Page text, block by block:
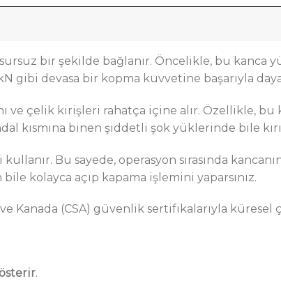
bir şekilde bağlanır. Öncelikle, bu
gibi devasa bir kopma kuvvetine başarıyla
ve çelik kirişleri rahatça içine alır. Özellikle,
kısmına binen şiddetli şok yüklerinde bile
Bu sayede, operasyon sırasında
kolayca açıp kapama işlemini yaparsınız.
Kanada (CSA) güvenlik sertifikalarıyla
.